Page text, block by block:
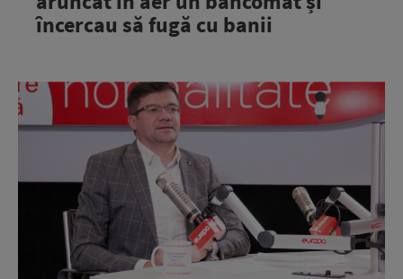
încercau să fugă cu banii